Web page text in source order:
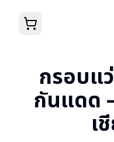
กรอบแ
กันแดด
เ